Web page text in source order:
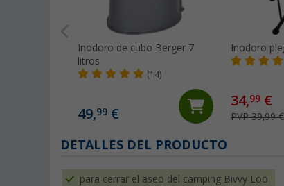
Inodoro de cubo Berger 7
litros
(14)
49,99 €
Inodoro
34,99 €
PVP 39,99 €
DETALLES DEL PRODUCTO
para cerrar el aseo del camping Bivvy Loo